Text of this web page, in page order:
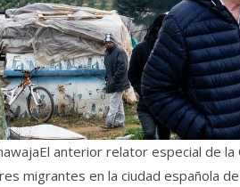
anterior relator especial de
migrantes en la ciudad española de